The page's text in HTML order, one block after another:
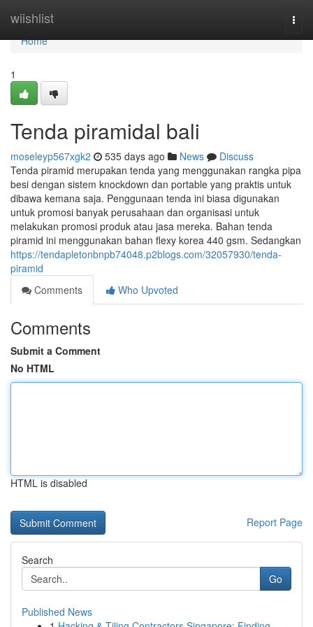
wiishlist
Home
Home
1
Tenda piramidal bali
moseleyp567xgk2 535 days ago News
Discuss
Tenda piramid merupakan tenda yang menggunakan rangka pipa
besi dengan sistem knockdown dan portable yang praktis untuk
dibawa kemana saja. Penggunaan tenda ini biasa digunakan
untuk promosi banyak perusahaan dan organisasi untuk
melakukan promosi produk atau jasa mereka. Bahan tenda
piramid ini menggunakan bahan flexy korea 440 gsm. Sedangkan
https://tendapletonbnpb74048.p2blogs.com/32057930/tenda-
piramid
Comments
Who Upvoted
Comments
Submit a Comment
No HTML
HTML is disabled
Report Page
Search
Go
Published News